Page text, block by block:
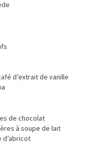
d’extrait de vanille
de chocolat
à soupe de lait
d’abricot